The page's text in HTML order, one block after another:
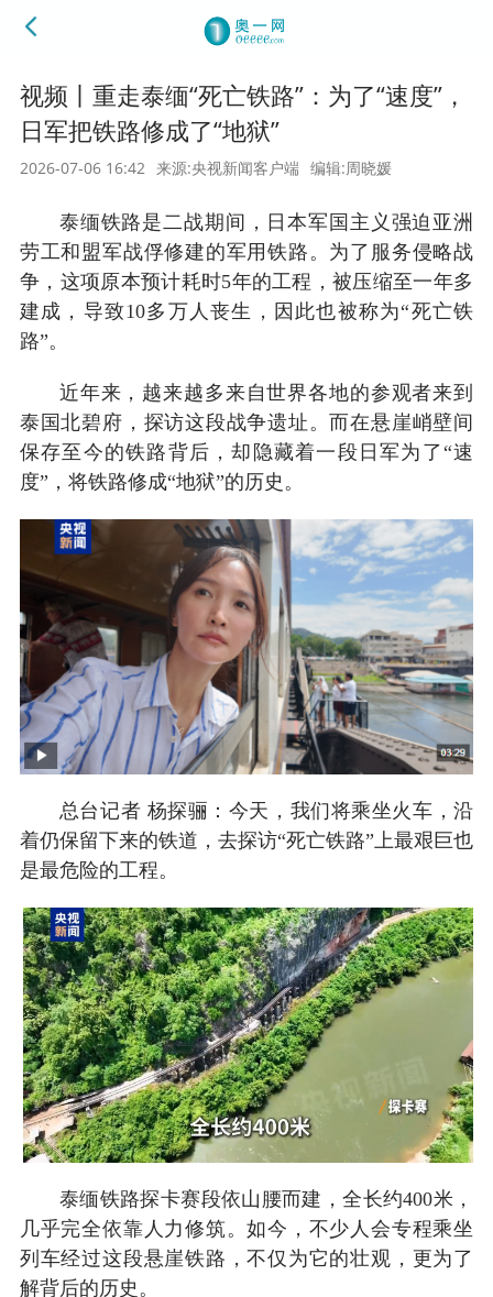
视频丨重走泰缅“死亡铁路”：为了“速度”，
日军把铁路修成了“地狱”
2026-07-06 16:42 来源:央视新闻客户端 编辑:周晓媛
泰缅铁路是二战期间，日本军国主义强迫亚洲
劳工和盟军战俘修建的军用铁路。为了服务侵略战
争，这项原本预计耗时5年的工程，被压缩至一年多
建成，导致10多万人丧生，因此也被称为“死亡铁
路”。
近年来，越来越多来自世界各地的参观者来到
泰国北碧府，探访这段战争遗址。而在悬崖峭壁间
保存至今的铁路背后，却隐藏着一段日军为了“速
度”，将铁路修成“地狱”的历史。
总台记者 杨探骊：今天，我们将乘坐火车，沿
着仍保留下来的铁道，去探访“死亡铁路”上最艰巨也
是最危险的工程。
泰缅铁路探卡赛段依山腰而建，全长约400米，
几乎完全依靠人力修筑。如今，不少人会专程乘坐
列车经过这段悬崖铁路，不仅为它的壮观，更为了
解背后的历史。